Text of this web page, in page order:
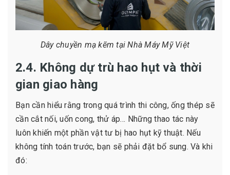
Dây chuyền mạ kẽm tại Nhà Máy Mỹ Việt
2.4. Không dự trù hao hụt và thời
gian giao hàng
Bạn cần hiểu rằng trong quá trình thi công, ống thép sẽ
cần cắt nối, uốn cong, thử áp… Những thao tác này
luôn khiến một phần vật tư bị hao hụt kỹ thuật. Nếu
không tính toán trước, bạn sẽ phải đặt bổ sung. Và khi
đó: